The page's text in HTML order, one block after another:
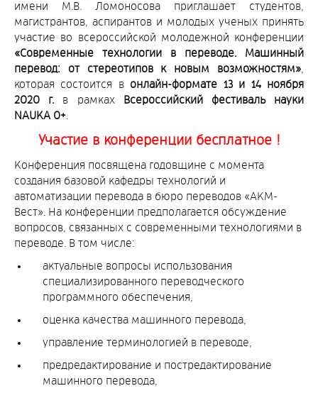
имени М.В. Ломоносова приглашает студентов,
магистрантов, аспирантов и молодых ученых принять
участие во всероссийской молодежной конференции
«Современные технологии в переводе. Машинный
перевод: от стереотипов к новым возможностям»
которая состоится в онлайн-формате 13 и 14 ноября
2020 г. в рамках
Всероссийский фестиваль науки
NAUKA 0+
Участие в конференции бесплатное !
Конференция посвящена годовщине с момента
создания базовой кафедры технологий и
автоматизации перевода в бюро переводов «АКМ-
Вест». На конференции предполагается обсуждение
вопросов, связанных с современными технологиями в
переводе. В том числе:
актуальные вопросы использования
специализированного переводческого
программного обеспечения,
оценка качества машинного перевода,
управление терминологией в переводе,
предредактирование и постредактирование
машинного перевода,